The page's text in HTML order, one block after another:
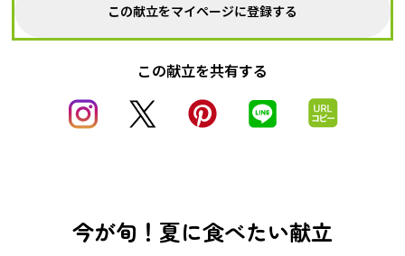
この献立をマイページに登録する
この献立を共有する
今が旬！夏に食べたい献立